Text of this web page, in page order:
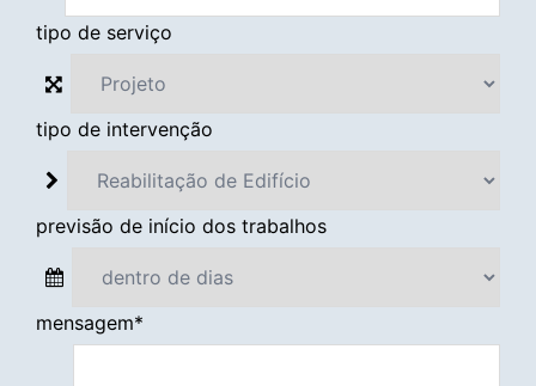
tipo de serviço
tipo de intervenção
previsão de início dos trabalhos
mensagem*